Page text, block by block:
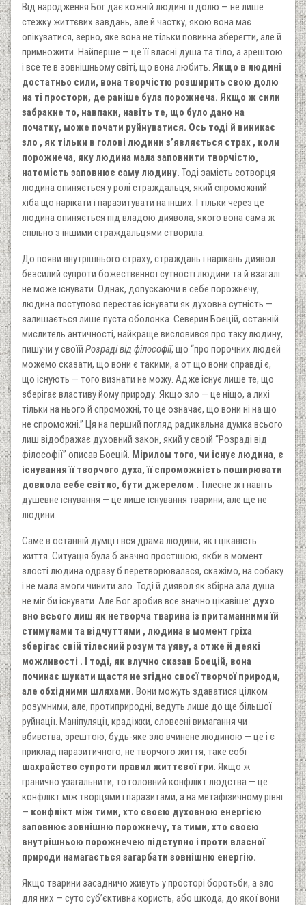
Від народження Бог дає кожній людині її долю — не лише
стежку життєвих завдань, але й частку, якою вона має
опікуватися, зерно, яке вона не тільки повинна зберегти, але й
примножити. Найперше — це її власні душа та тіло, а зрештою
і все те в зовнішньому світі, що вона любить. Якщо в людині
достатньо сили, вона творчістю розширить свою долю
на ті простори, де раніше була порожнеча. Якщо ж сили
забракне то, навпаки, навіть те, що було дано на
початку, може почати руйнуватися. Ось тоді й виникає
зло , як тільки в голові людини з’являється страх , коли
порожнеча, яку людина мала заповнити творчістю,
натомість заповнює саму людину. Тоді замість сотворця
людина опиняється у ролі страждальця, який спроможний
хіба що нарікати і паразитувати на інших. І тільки через це
людина опиняється під владою диявола, якого вона сама ж
спільно з іншими страждальцями створила.
До появи внутрішнього страху, страждань і нарікань диявол
безсилий супроти божественної сутності людини та й взагалі
не може існувати. Однак, допускаючи в себе порожнечу,
людина поступово перестає існувати як духовна сутність —
залишається лише пуста оболонка. Северин Боецій, останній
мислитель античності, найкраще висловився про таку людину,
пишучи у своїй Розраді від філософії, що “про порочних людей
можемо сказати, що вони є такими, а от що вони справді є,
що існують — того визнати не можу. Адже існує лише те, що
зберігає властиву йому природу. Якщо зло — це ніщо, а лихі
тільки на нього й спроможні, то це означає, що вони ні на що
не спроможні.” Ця на перший погляд радикальна думка всього
лиш відображає духовний закон, який у своїй “Розраді від
філософії” описав Боецій. Мірилом того, чи існує людина, є
існування її творчого духа, її спроможність поширювати
довкола себе світло, бути джерелом . Тілесне ж і навіть
душевне існування — це лише існування тварини, але ще не
людини.
Саме в останній думці і вся драма людини, як і цікавість
життя. Ситуація була б значно простішою, якби в момент
злості людина одразу б перетворювалася, скажімо, на собаку
і не мала змоги чинити зло. Тоді й диявол як збірна зла душа
не міг би існувати. Але Бог зробив все значно цікавіше: духо
вно всього лиш як нетворча тварина із притаманними їй
стимулами та відчуттями , людина в момент гріха
зберігає свій тілесний розум та уяву, а отже й деякі
можливості . І тоді, як влучно сказав Боецій, вона
починає шукати щастя не згідно своєї творчої природи,
але обхідними шляхами. Вони можуть здаватися цілком
розумними, але, протиприродні, ведуть лише до ще більшої
руйнації. Маніпуляції, крадіжки, словесні вимагання чи
вбивства, зрештою, будь-яке зло вчинене людиною — це і є
приклад паразитичного, не творчого життя, таке собі
шахрайство супроти правил життєвої гри. Якщо ж
гранично узагальнити, то головний конфлікт людства — це
конфлікт між творцями і паразитами, а на метафізичному рівні
— конфлікт між тими, хто своєю духовною енергією
заповнює зовнішню порожнечу, та тими, хто своєю
внутрішньою порожнечею підступно і проти власної
природи намагається загарбати зовнішню енергію.
Якщо тварини засадничо живуть у просторі боротьби, а зло
для них — суто суб’єктивна користь, або шкода, до якої вони